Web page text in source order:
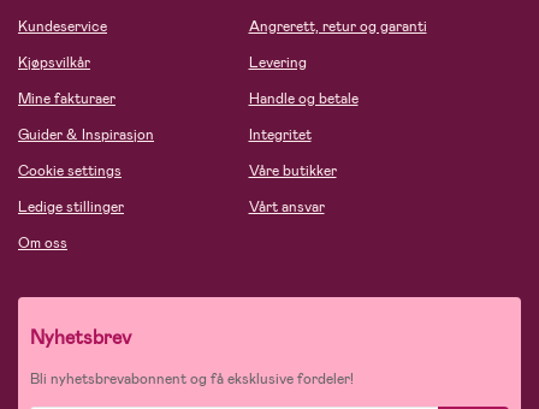
Kundeservice
Kjøpsvilkår
Mine fakturaer
Guider & Inspirasjon
Cookie settings
Ledige stillinger
Om oss
Angrerett, retur og garanti
Levering
Handle og betale
Integritet
Våre butikker
Vårt ansvar
Nyhetsbrev
Bli nyhetsbrevabonnent og få eksklusive fordeler!